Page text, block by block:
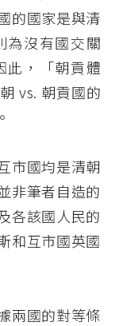
的國家是與清
為沒有國交關
此，「朝貢體
vs. 朝貢國的
市國均是清朝
非筆者自造的
各該國人民的
和互市國英國
兩國的對等條